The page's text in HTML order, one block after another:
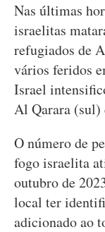
Nas últimas
israelitas
refugiados de
vários feridos
Israel
Al Qarara
O número de
fogo israelita
outubro de
local ter
adicionado ao